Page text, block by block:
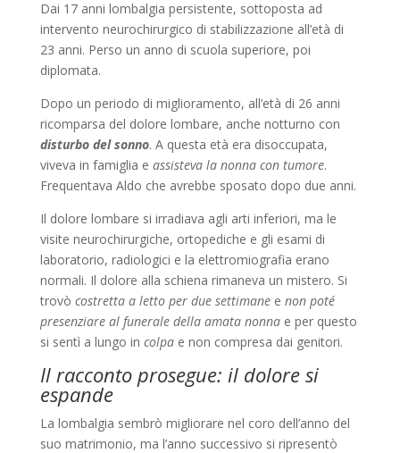
Dai 17 anni lombalgia persistente, sottoposta ad
intervento neurochirurgico di stabilizzazione all’età di
23 anni. Perso un anno di scuola superiore, poi
diplomata.
Dopo un periodo di miglioramento, all’età di 26 anni
ricomparsa del dolore lombare, anche notturno con
disturbo del sonno. A questa età era disoccupata,
viveva in famiglia e assisteva la nonna con tumore.
Frequentava Aldo che avrebbe sposato dopo due anni.
Il dolore lombare si irradiava agli arti inferiori, ma le
visite neurochirurgiche, ortopediche e gli esami di
laboratorio, radiologici e la elettromiografia erano
normali. Il dolore alla schiena rimaneva un mistero. Si
trovò costretta a letto per due settimanee non poté
presenziare al funerale della amata nonnae per questo
si sentì a lungo in colpae non compresa dai genitori.
Il racconto prosegue: il dolore si
espande
La lombalgia sembrò migliorare nel coro dell’anno del
suo matrimonio, ma l’anno successivo si ripresentò